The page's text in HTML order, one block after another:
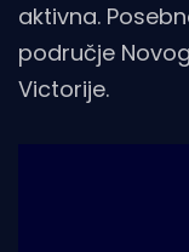
aktivna.
područje
Victorije.